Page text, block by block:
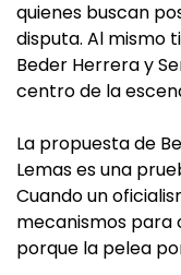
quienes buscan
disputa. Al mismo
Beder Herrera y
centro de la
La propuesta de
Lemas es una
Cuando un
mecanismos para
porque la pelea